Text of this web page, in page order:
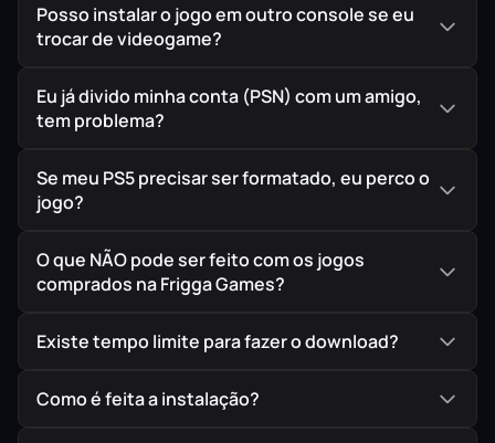
Posso instalar o jogo em outro console se eu
trocar de videogame?
Eu já divido minha conta (PSN) com um amigo,
tem problema?
Se meu PS5 precisar ser formatado, eu perco o
jogo?
O que NÃO pode ser feito com os jogos
comprados na Frigga Games?
Existe tempo limite para fazer o download?
Como é feita a instalação?